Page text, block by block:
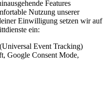
Features
Nutzung unserer
Einwilligung setzen wir auf
ein:
Event Tracking)
Google Consent Mode,